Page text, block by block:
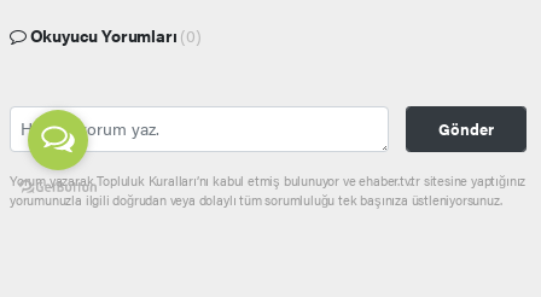
Okuyucu Yorumları (0)
Gönder
Yorum yazarak Topluluk Kuralları’nı kabul etmiş bulunuyor ve ehaber.tv.tr sitesine yaptığınız
yorumunuzla ilgili doğrudan veya dolaylı tüm sorumluluğu tek başınıza üstleniyorsunuz.